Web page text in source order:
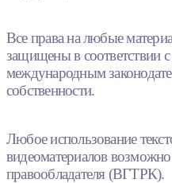
Все права на любые
защищены в соответствии
международным
собственности.
Любое использование
видеоматериалов возможно
правообладателя (ВГТРК).